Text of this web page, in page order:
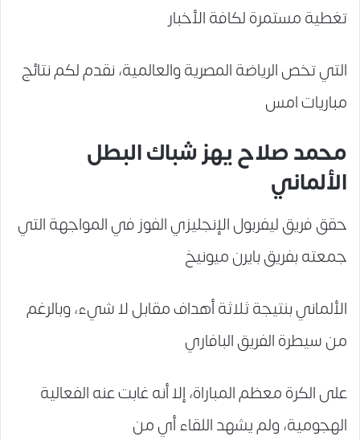
تغطية مستمرة لكافة الأخبار
التي تخص الرياضة المصرية والعالمية، نقدم لكم نتائج
مباريات امس
محمد صلاح يهز شباك البطل
الألماني
حقق فريق ليفربول الإنجليزي الفوز في المواجهة التي
جمعته بفريق بايرن ميونيخ
الألماني بنتيجة ثلاثة أهداف مقابل لا شيء، وبالرغم
من سيطرة الفريق البافاري
على الكرة معظم المباراة، إلا أنه غابت عنه الفعالية
الهجومية، ولم يشهد اللقاء أي من